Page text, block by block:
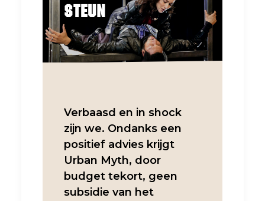
steun
Verbaasd en in shock
zijn we. Ondanks een
positief advies krijgt
Urban Myth, door
budget tekort, geen
subsidie van het